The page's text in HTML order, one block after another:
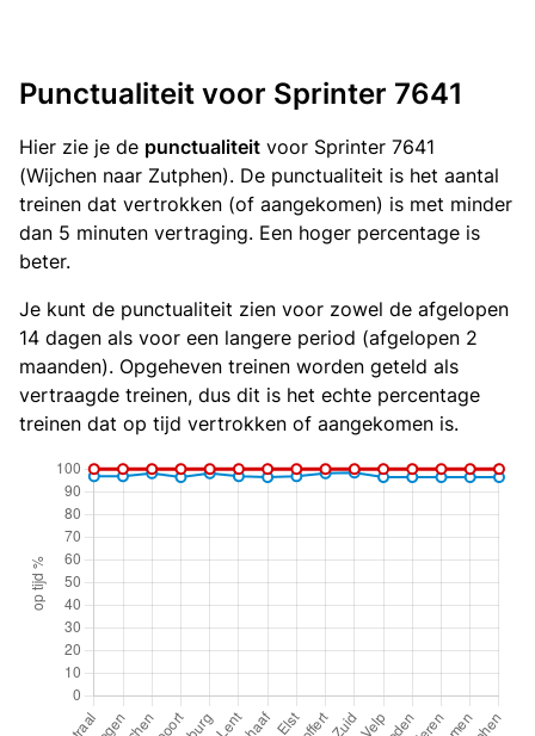
Punctualiteit voor Sprinter 7641
Hier zie je de punctualiteit voor Sprinter 7641
(Wijchen naar Zutphen). De punctualiteit is het aantal
treinen dat vertrokken (of aangekomen) is met minder
dan 5 minuten vertraging. Een hoger percentage is
beter.
Je kunt de punctualiteit zien voor zowel de afgelopen
14 dagen als voor een langere period (afgelopen 2
maanden). Opgeheven treinen worden geteld als
vertraagde treinen, dus dit is het echte percentage
treinen dat op tijd vertrokken of aangekomen is.